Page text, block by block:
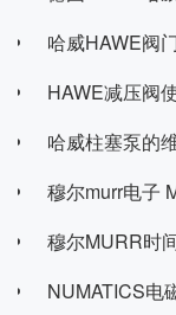
哈威HAWE阀
HAWE减压阀
哈威柱塞泵的
穆尔murr电子
穆尔MURR时
NUMATICS电